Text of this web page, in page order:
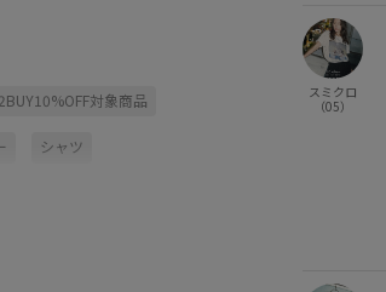
2BUY10%OFF対象商品
シャツ
スミクロ
（05）